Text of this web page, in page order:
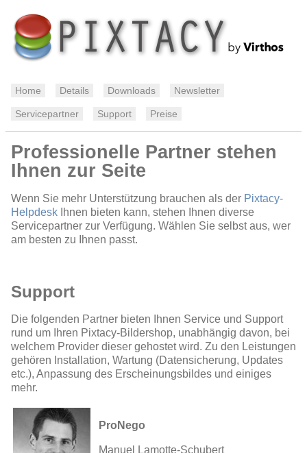
Home Details Downloads Newsletter
Servicepartner Support Preise
Professionelle Partner stehen
Ihnen zur Seite
Wenn Sie mehr Unterstützung brauchen als der Pixtacy-
Helpdesk Ihnen bieten kann, stehen Ihnen diverse
Servicepartner zur Verfügung. Wählen Sie selbst aus, wer
am besten zu Ihnen passt.
Support
Die folgenden Partner bieten Ihnen Service und Support
rund um Ihren Pixtacy-Bildershop, unabhängig davon, bei
welchem Provider dieser gehostet wird. Zu den Leistungen
gehören Installation, Wartung (Datensicherung, Updates
etc.), Anpassung des Erscheinungsbildes und einiges
mehr.
ProNego
Manuel Lamotte-Schubert